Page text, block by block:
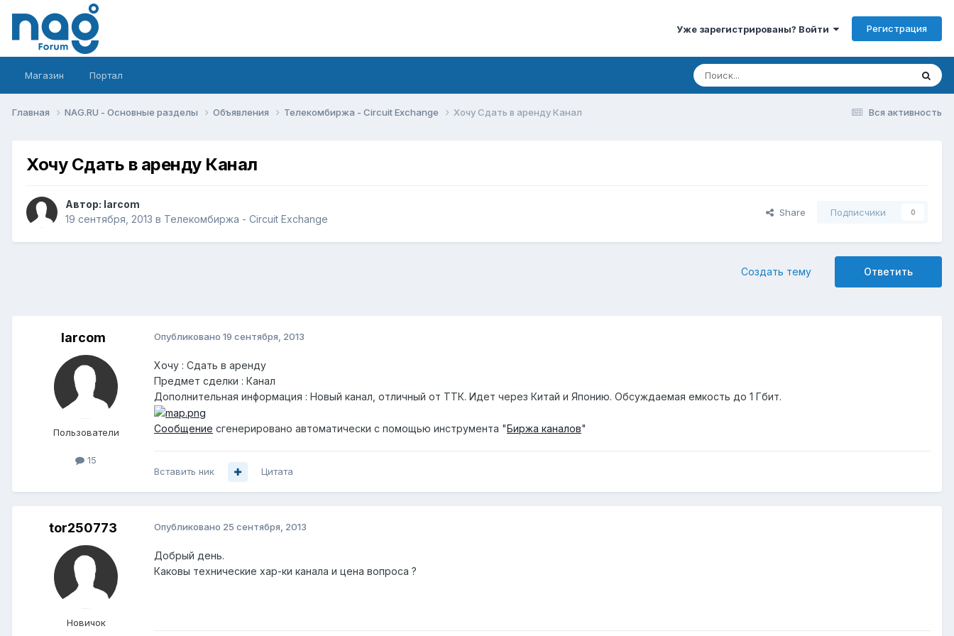
Уже зарегистрированы? Войти Регистрация
Магазин Портал
Вся активность
Главная NAG.RU - Основные разделы Объявления Телекомбиржа - Circuit Exchange Хочу Сдать в аренду Канал
Хочу Сдать в аренду Канал
Автор: larcom
19 сентября, 2013 в Телекомбиржа - Circuit Exchange
Share Подписчики 0
Ответить
Создать тему
larcom
Пользователи
15
Опубликовано 19 сентября, 2013
Хочу : Сдать в аренду
Предмет сделки : Канал
Дополнительная информация : Новый канал, отличный от ТТК. Идет через Китай и Японию. Обсуждаемая емкость до 1 Гбит.
Сообщение сгенерировано автоматически с помощью инструмента "Биржа каналов"
Вставить ник Цитата
tor250773
Новичок
Опубликовано 25 сентября, 2013
Добрый день.
Каковы технические хар-ки канала и цена вопроса ?